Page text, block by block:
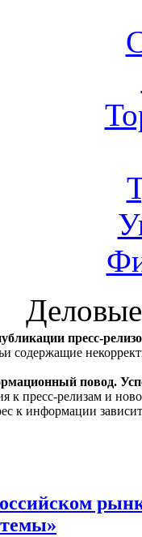
пресс-
содержащие
повод.
к пресс-релизам и
к информации